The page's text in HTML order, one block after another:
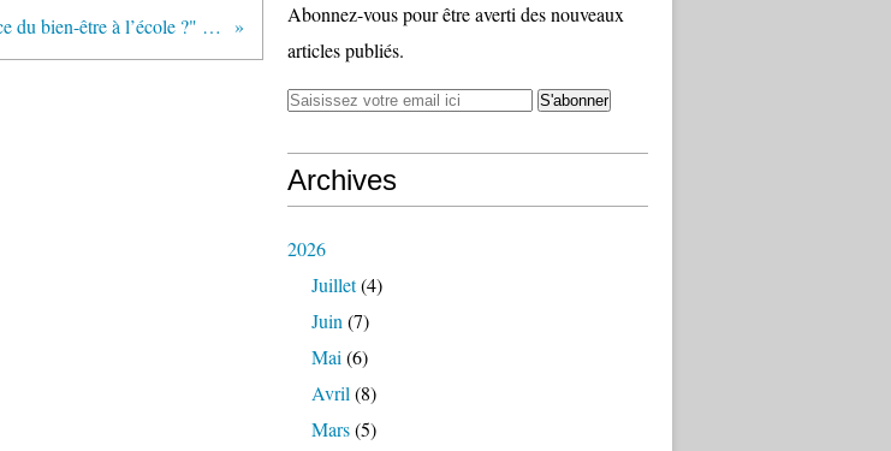
"La place du bien-être à l’école ?" (article publié sur son blog par Catherine Chabrun)
Abonnez-vous pour être averti des nouveaux
articles publiés.
Archives
2026
Juillet(4)
Juin (7)
Mai (6)
Avril (8)
Mars(5)